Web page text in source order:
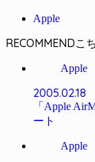
Apple
RECOMMEND
Apple
2005.02.18
「Apple
ート
Apple